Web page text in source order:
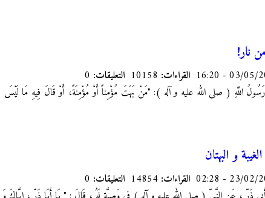
نار!
03/05/2009 القراءات: التعليقات:
اللَّهِ ( صلى الله عليه و آله ): "مَنْ بَهَتَ مُؤْمِناً أَوْ مُؤْمِنَةً، أَوْ قَالَ فِيهِ مَا لَيْسَ
و البهتان
23/02/2007 القراءات: التعليقات: